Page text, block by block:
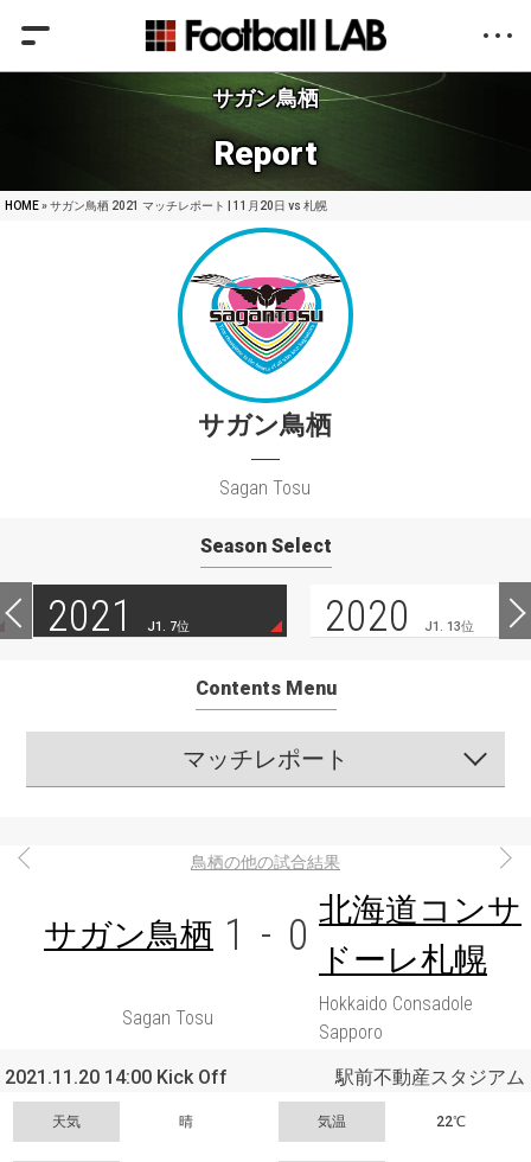
サガン鳥栖
Report
HOME» サガン鳥栖 2021 マッチレポート | 11月20日 vs 札幌
サガン鳥栖
Sagan Tosu
Season Select
2021 J1. 7位 2020 J1. 13位
Contents Menu
マッチレポート
鳥栖の他の試合結果
サガン鳥栖 1 - 0
北海道コンサ
ドーレ札幌
Sagan Tosu
Hokkaido Consadole
Sapporo
2021.11.20 14:00 Kick Off
駅前不動産スタジアム
天気 晴 気温 22℃